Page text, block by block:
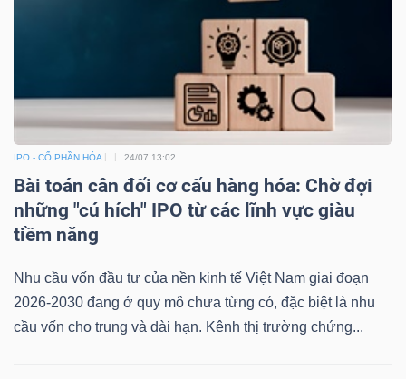
IPO - CỔ PHẦN HÓA 24/07 13:02
Bài toán cân đối cơ cấu hàng hóa: Chờ đợi
những "cú hích" IPO từ các lĩnh vực giàu
tiềm năng
Nhu cầu vốn đầu tư của nền kinh tế Việt Nam giai đoạn
2026-2030 đang ở quy mô chưa từng có, đặc biệt là nhu
cầu vốn cho trung và dài hạn. Kênh thị trường chứng...
Bài
viết
của
tác
giả
Báo